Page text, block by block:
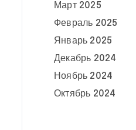
Март 2025
Февраль 2025
Январь 2025
Декабрь 2024
Ноябрь 2024
Октябрь 2024